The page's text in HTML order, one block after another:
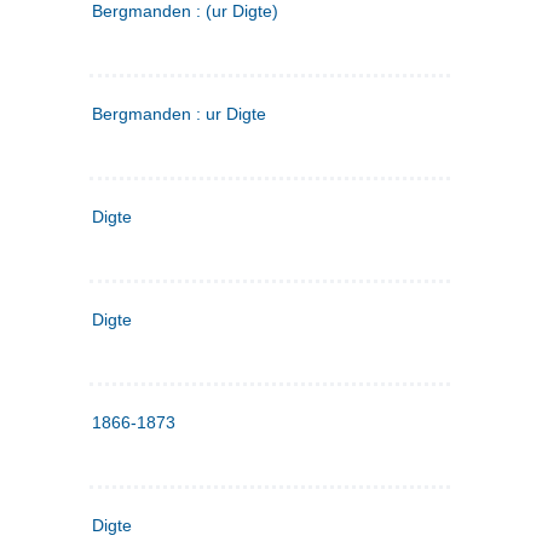
Bergmanden : (ur Digte)
Bergmanden : ur Digte
Digte
Digte
1866-1873
Digte